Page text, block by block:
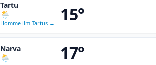
Tartu
🌦
Homme ilm Tartus → 15°
Narva
🌦 17°